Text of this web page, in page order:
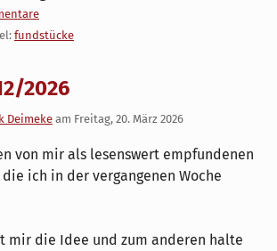
fundstücke
2026
Deimeke am Freitag, 20. März 2026
von mir als lesenswert empfundenen
ich in der vergangenen Woche
mir die Idee und zum anderen halte